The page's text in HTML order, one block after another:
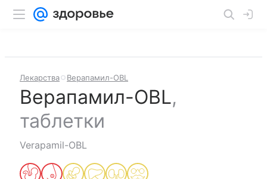
Лекарства Верапамил-OBL
Верапамил-OBL,
таблетки
Verapamil-OBL